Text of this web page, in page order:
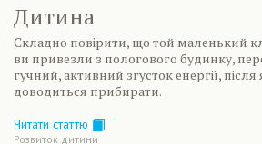
Дитина
Складно повірити, що той маленький
ви привезли з пологового будинку,
гучний, активний згусток енергії,
доводиться прибирати.
Читати статтю
Розвиток дитини